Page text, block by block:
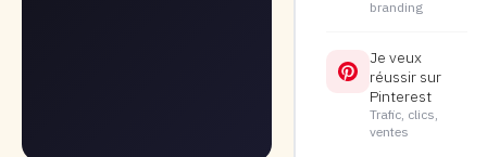
branding
Je veux
réussir sur
Pinterest
Trafic, clics,
ventes